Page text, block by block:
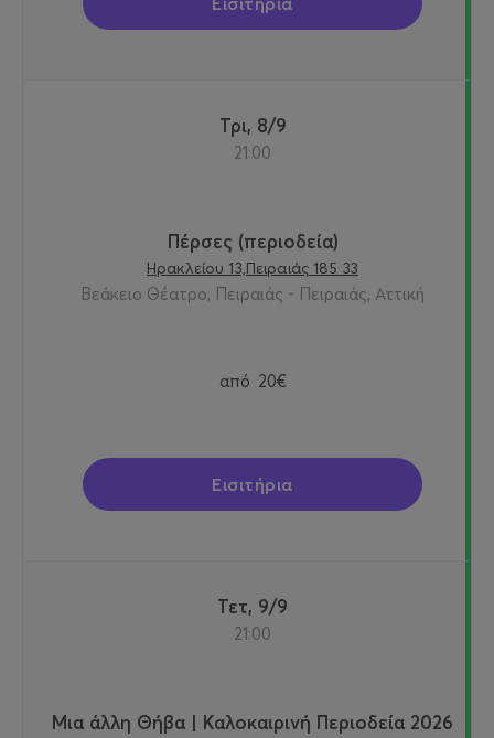
Τρι, 8/9
21:00
Πέρσες (περιοδεία)
Ηρακλείου 13,Πειραιάς 185 33
Βεάκειο Θέατρο, Πειραιάς - Πειραιάς, Αττική
από 20€
Εισιτήρια
Τετ, 9/9
21:00
Μια άλλη Θήβα | Καλοκαιρινή Περιοδεία 2026